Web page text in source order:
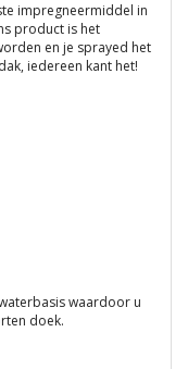
impregneermiddel in
product is het
en je sprayed het
iedereen kant het!
waardoor u
doek.